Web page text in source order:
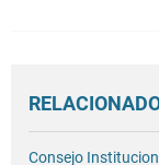
Consejo